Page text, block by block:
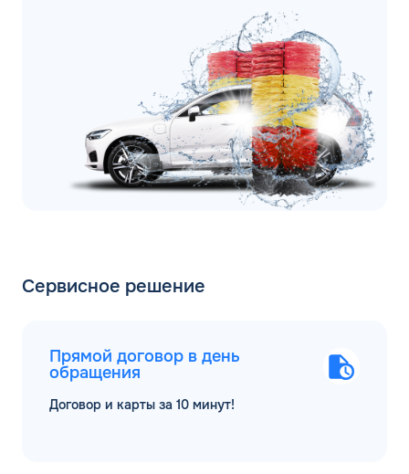
Сервисное решение
Прямой договор в день
обращения
Договор и карты за 10 минут!